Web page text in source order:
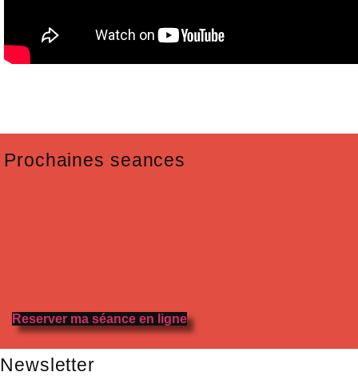
Prochaines seances
Reserver ma séance en ligne
Newsletter